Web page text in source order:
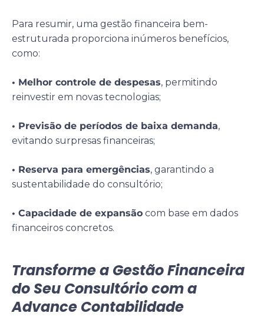
Para resumir, uma gestão financeira bem-
estruturada proporciona inúmeros benefícios,
como:
• Melhor controle de despesas, permitindo
reinvestir em novas tecnologias;
• Previsão de períodos de baixa demanda,
evitando surpresas financeiras;
• Reserva para emergências, garantindo a
sustentabilidade do consultório;
• Capacidade de expansão com base em dados
financeiros concretos.
Transforme a Gestão Financeira
do Seu Consultório com a
Advance Contabilidade